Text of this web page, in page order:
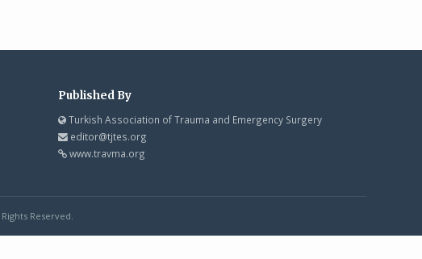
Published By
Turkish Association of Trauma and Emergency Surgery
editor@tjtes.org
www.travma.org
Reserved.